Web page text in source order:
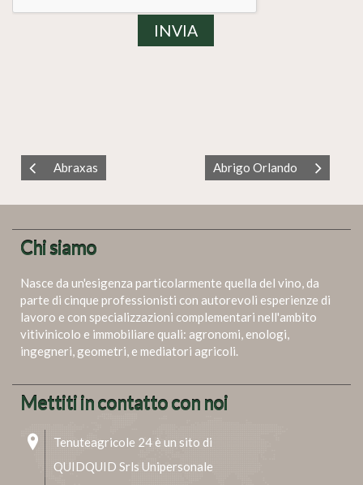
Abraxas Abrigo Orlando
Chi siamo
Nasce da un'esigenza particolarmente quella del vino, da
parte di cinque professionisti con autorevoli esperienze di
lavoro e con specializzazioni complementari nell'ambito
vitivinicolo e immobiliare quali: agronomi, enologi,
ingegneri, geometri, e mediatori agricoli.
Mettiti in contatto con noi
Tenuteagricole 24 è un sito di
QUIDQUID Srls Unipersonale